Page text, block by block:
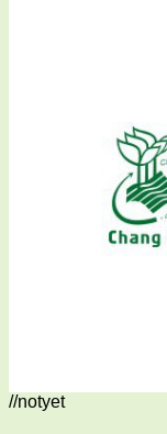
//notyet